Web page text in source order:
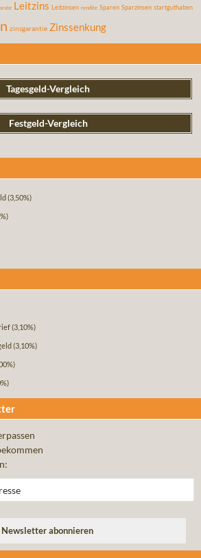
Leitzins Leitzinsen rendite Sparen Sparzinsen startguthaben
zinsgarantie Zinssenkung
Tagesgeld-Vergleich
Festgeld-Vergleich
(3,50%)
(3,10%)
(3,10%)